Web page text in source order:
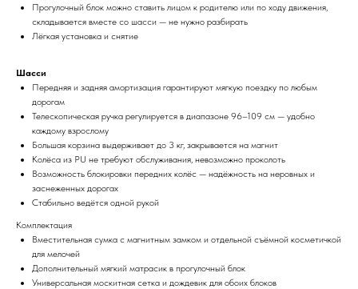
Прогулочный блок можно ставить лицом к родителю или по ходу движения,
складывается вместе со шасси — не нужно разбирать
Лёгкая установка и снятие
Шасси
Передняя и задняя амортизация гарантируют мягкую поездку по любым
дорогам
Телескопическая ручка регулируется в диапазоне 96–109 см — удобно
каждому взрослому
Большая корзина выдерживает до 3 кг, закрывается на магнит
Колёса из PU не требуют обслуживания, невозможно проколоть
Возможность блокировки передних колёс — надёжность на неровных и
заснеженных дорогах
Стабильно ведётся одной рукой
Комплектация
Вместительная сумка с магнитным замком и отдельной съёмной косметичкой
для мелочей
Дополнительный мягкий матрасик в прогулочный блок
Универсальная москитная сетка и дождевик для обоих блоков